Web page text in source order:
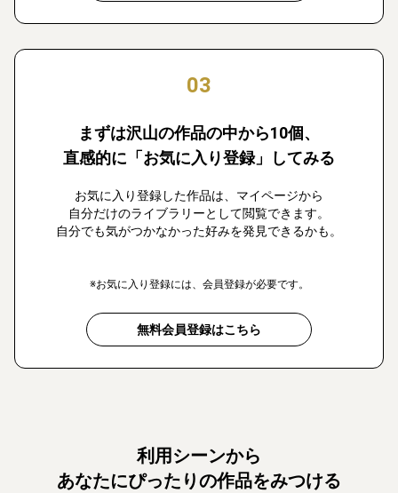
03
まずは沢山の作品の中から10個、
直感的に「お気に入り登録」してみる
お気に入り登録した作品は、マイページから
自分だけのライブラリーとして閲覧できます。
自分でも気がつかなかった好みを発見できるかも。
※お気に入り登録には、会員登録が必要です。
無料会員登録はこちら
利用シーンから
あなたにぴったりの作品をみつける